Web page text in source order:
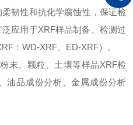
韧性和抗化学腐蚀性，保证检
应用于XRF样品制备、检测过
：WD-XRF、ED-XRF）。
末、颗粒、土壤等样品XRF检
油品成份分析、金属成份分析